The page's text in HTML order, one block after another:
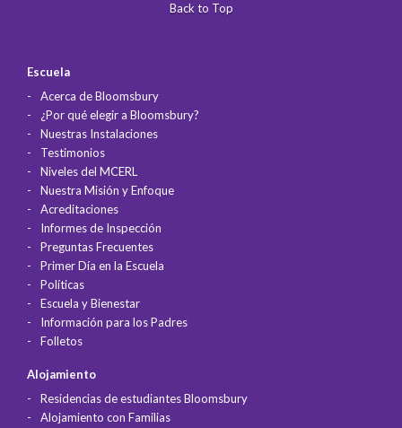
Back to Top
Escuela
Acerca de Bloomsbury
¿Por qué elegir a Bloomsbury?
Nuestras Instalaciones
Testimonios
Niveles del MCERL
Nuestra Misión y Enfoque
Acreditaciones
Informes de Inspección
Preguntas Frecuentes
Primer Día en la Escuela
Políticas
Escuela y Bienestar
Información para los Padres
Folletos
Alojamiento
Residencias de estudiantes Bloomsbury
Alojamiento con Familias